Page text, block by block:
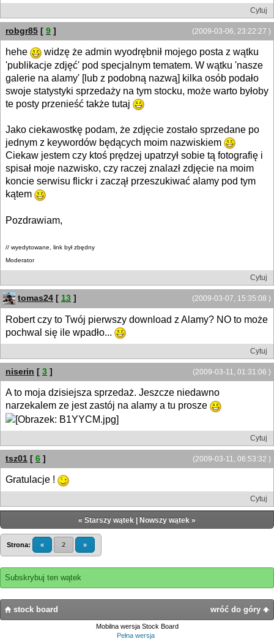
Cytuj
(2009-03-06, 23:22:27 )
robgr85 [ 9 ]
hehe
widzę że admin wyodrębnił mojego posta z wątku
'publikacje zdjęć' pod specjalnym tematem. W wątku 'nasze
galerie na alamy' [lub z podobną nazwą] kilka osób podało
swoje statystyki sprzedaży na tym stocku, może warto byłoby
te posty przenieść także tutaj
Jako ciekawostkę podam, że zdjęcie zostało sprzedane po
jednym z keywordów będących moim nazwiskiem
Ciekaw jestem czy ktoś prędzej upatrzył sobie tą fotografię i
spisał moje nazwisko, czy raczej znalazł zdjęcie na moim
koncie serwisu flickr i zaczął przeszukiwać alamy pod tym
kątem
Pozdrawiam,
// wyedytowane, link był zbędny
Moderator
Cytuj
(2009-03-07, 15:35:08 )
tomas24 [ 13 ]
Robert czy to Twój pierwszy download z Alamy? NO to może
pochwal się ile wpadło...
Cytuj
(2009-03-11, 01:31:06 )
niserin [ 3 ]
A to moja dzisiejsza sprzedaż. Jeszcze niedawno
narzekalem ze jest zastój na alamy a tu prosze
Cytuj
(2009-03-11, 06:53:32 )
tsz01 [ 6 ]
Gratulacje !
Cytuj
« Starszy wątek | Nowszy wątek »
Strona: « 2 »
Subskrybuj ten wątek
wróć do góry
stock board
Mobilna wersja Stock Board
Pełna wersja